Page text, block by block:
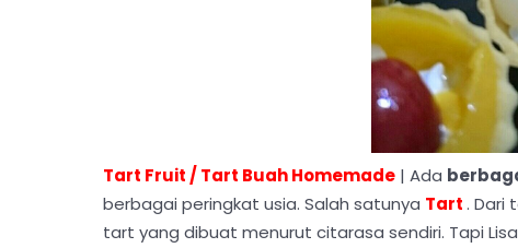
Tart Fruit / Tart Buah Homemade | Ada
berbagai peringkat usia. Salah satunya Tart. Dari
tart yang dibuat menurut citarasa sendiri. Tapi